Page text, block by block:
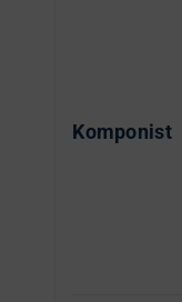
Komponist